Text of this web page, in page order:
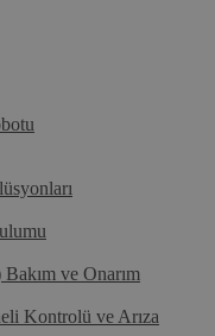
ve Onarım
Kontrolü ve Arıza